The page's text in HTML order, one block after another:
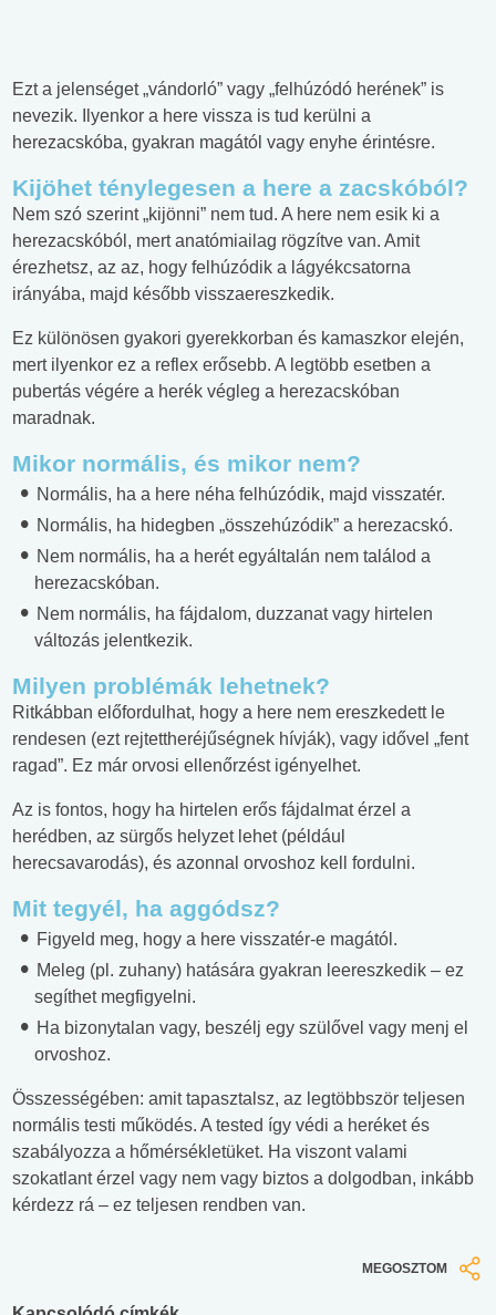
Ezt a jelenséget „vándorló” vagy „felhúzódó herének” is
nevezik. Ilyenkor a here vissza is tud kerülni a
herezacskóba, gyakran magától vagy enyhe érintésre.
Kijöhet ténylegesen a here a zacskóból?
Nem szó szerint „kijönni” nem tud. A here nem esik ki a
herezacskóból, mert anatómiailag rögzítve van. Amit
érezhetsz, az az, hogy felhúzódik a lágyékcsatorna
irányába, majd később visszaereszkedik.
Ez különösen gyakori gyerekkorban és kamaszkor elején,
mert ilyenkor ez a reflex erősebb. A legtöbb esetben a
pubertás végére a herék végleg a herezacskóban
maradnak.
Mikor normális, és mikor nem?
Normális, ha a here néha felhúzódik, majd visszatér.
Normális, ha hidegben „összehúzódik” a herezacskó.
Nem normális, ha a herét egyáltalán nem találod a
herezacskóban.
Nem normális, ha fájdalom, duzzanat vagy hirtelen
változás jelentkezik.
Milyen problémák lehetnek?
Ritkábban előfordulhat, hogy a here nem ereszkedett le
rendesen (ezt rejtettheréjűségnek hívják), vagy idővel „fent
ragad”. Ez már orvosi ellenőrzést igényelhet.
Az is fontos, hogy ha hirtelen erős fájdalmat érzel a
herédben, az sürgős helyzet lehet (például
herecsavarodás), és azonnal orvoshoz kell fordulni.
Mit tegyél, ha aggódsz?
Figyeld meg, hogy a here visszatér-e magától.
Meleg (pl. zuhany) hatására gyakran leereszkedik – ez
segíthet megfigyelni.
Ha bizonytalan vagy, beszélj egy szülővel vagy menj el
orvoshoz.
Összességében: amit tapasztalsz, az legtöbbször teljesen
normális testi működés. A tested így védi a heréket és
szabályozza a hőmérsékletüket. Ha viszont valami
szokatlant érzel vagy nem vagy biztos a dolgodban, inkább
kérdezz rá – ez teljesen rendben van.
MEGOSZTOM